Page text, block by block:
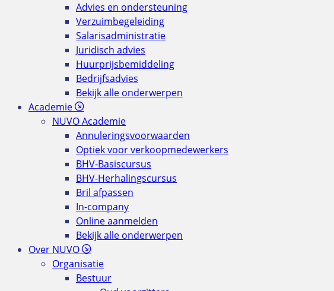
Advies en ondersteuning
Verzuimbegeleiding
Salarisadministratie
Juridisch advies
Huurprijsbemiddeling
Bedrijfsadvies
Bekijk alle onderwerpen
Academie
NUVO Academie
Annuleringsvoorwaarden
Optiek voor verkoopmedewerkers
BHV-Basiscursus
BHV-Herhalingscursus
Bril afpassen
In-company
Online aanmelden
Bekijk alle onderwerpen
Over NUVO
Organisatie
Bestuur